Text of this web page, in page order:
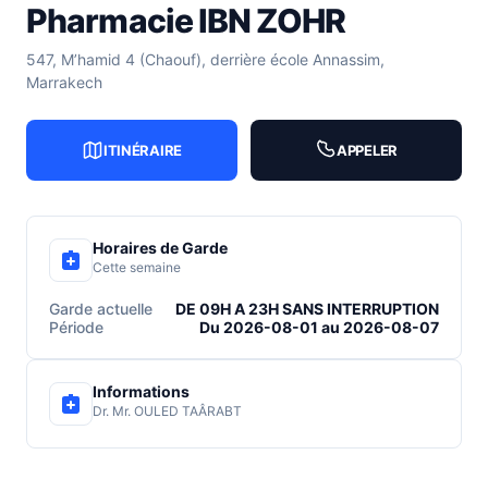
Pharmacie IBN ZOHR
547, M’hamid 4 (Chaouf), derrière école Annassim,
Marrakech
ITINÉRAIRE APPELER
Horaires de Garde
Cette semaine
Garde actuelle
DE 09H A 23H SANS INTERRUPTION
Période
Du 2026-08-01 au 2026-08-07
Informations
Dr. Mr. OULED TAÂRABT